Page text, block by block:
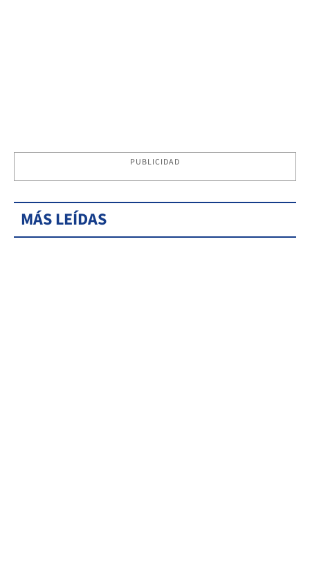
PUBLICIDAD
MÁS LEÍDAS